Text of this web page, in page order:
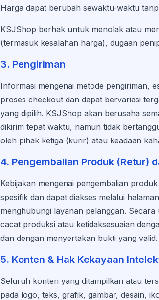
Harga dapat berubah sewaktu-waktu
KSJShop berhak untuk menolak atau
(termasuk kesalahan harga), dugaan
3. Pengiriman
Informasi mengenai metode pengiriman,
proses checkout dan dapat bervariasi
yang dipilih. KSJShop akan berusaha
dikirim tepat waktu, namun tidak
oleh pihak ketiga (kurir) atau keadaan
4. Pengembalian Produk (Retur)
Kebijakan mengenai pengembalian
spesifik dan dapat diakses melalui
menghubungi layanan pelanggan.
cacat produksi atau ketidaksesuaian
dan dengan menyertakan bukti yang valid.
5. Konten & Hak Kekayaan
Seluruh konten yang ditampilkan atau
pada logo, teks, grafik, gambar, desain,